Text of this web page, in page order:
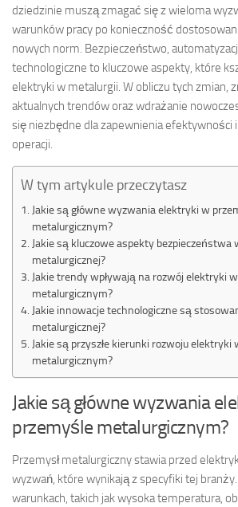
dziedzinie muszą zmagać się z wieloma
warunków pracy po konieczność
nowych norm. Bezpieczeństwo,
technologiczne to kluczowe aspekty, które
elektryki w metalurgii. W obliczu tych zmian,
aktualnych trendów oraz wdrażanie
się niezbędne dla zapewnienia efektywności
operacji.
W tym artykule przeczytasz
Jakie są główne wyzwania elektryki w
metalurgicznym?
Jakie są kluczowe aspekty bezpieczeństwa
metalurgicznej?
Jakie trendy wpływają na rozwój elektryki
metalurgicznym?
Jakie innowacje technologiczne są
metalurgicznej?
Jakie są przyszłe kierunki rozwoju elektryki
metalurgicznym?
Jakie są główne wyzwania
przemyśle metalurgicznym?
Przemysł metalurgiczny stawia przed
wyzwań, które wynikają z specyfiki tej
warunkach, takich jak wysoka temperatura,